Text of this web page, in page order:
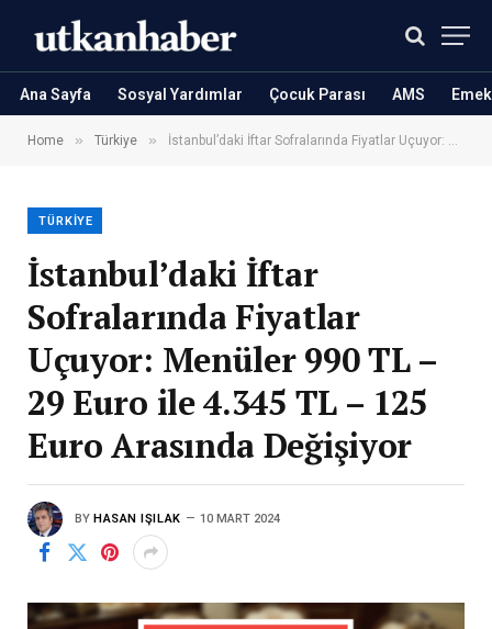
Ana Sayfa Sosyal Yardımlar Çocuk Parası AMS
Home » Türkiye » İstanbul’daki İftar Sofralarında Fiyatlar Uçuyor: Menüler 990 TL – 29 Euro ile 4.345 TL – 125 Euro Arasında Değişiyor
TÜRKIYE
İstanbul’daki İftar
Sofralarında Fiyatlar
Uçuyor: Menüler 990 TL –
29 Euro ile 4.345 TL – 125
Euro Arasında Değişiyor
BY HASAN IŞILAK 10 MART 2024